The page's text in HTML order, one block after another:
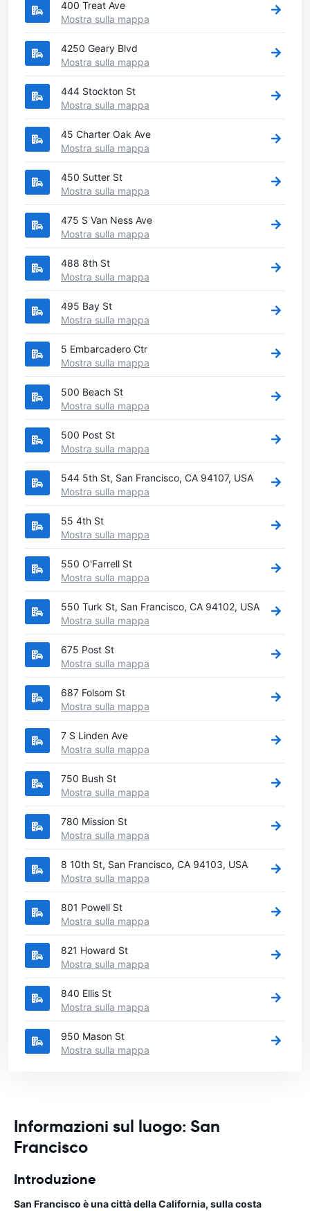
400 Treat Ave
Mostra sulla mappa
4250 Geary Blvd
Mostra sulla mappa
444 Stockton St
Mostra sulla mappa
45 Charter Oak Ave
Mostra sulla mappa
450 Sutter St
Mostra sulla mappa
475 S Van Ness Ave
Mostra sulla mappa
488 8th St
Mostra sulla mappa
495 Bay St
Mostra sulla mappa
5 Embarcadero Ctr
Mostra sulla mappa
500 Beach St
Mostra sulla mappa
500 Post St
Mostra sulla mappa
544 5th St, San Francisco, CA 94107, USA
Mostra sulla mappa
55 4th St
Mostra sulla mappa
550 O'Farrell St
Mostra sulla mappa
550 Turk St, San Francisco, CA 94102, USA
Mostra sulla mappa
675 Post St
Mostra sulla mappa
687 Folsom St
Mostra sulla mappa
7 S Linden Ave
Mostra sulla mappa
750 Bush St
Mostra sulla mappa
780 Mission St
Mostra sulla mappa
8 10th St, San Francisco, CA 94103, USA
Mostra sulla mappa
801 Powell St
Mostra sulla mappa
821 Howard St
Mostra sulla mappa
840 Ellis St
Mostra sulla mappa
950 Mason St
Mostra sulla mappa
Informazioni sul luogo: San
Francisco
Introduzione
San Francisco è una città della California, sulla costa